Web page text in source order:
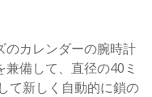
のカレンダーの腕時計
備して、直径の40ミ
て新しく自動的に鎖の